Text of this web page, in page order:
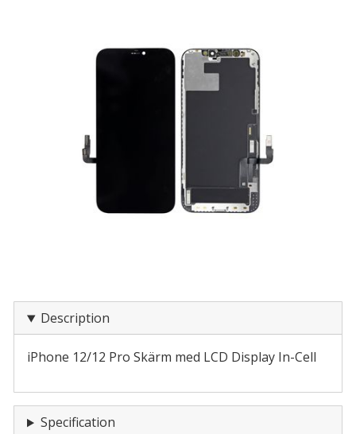
Description
iPhone 12/12 Pro Skärm med LCD Display In-Cell
Specification